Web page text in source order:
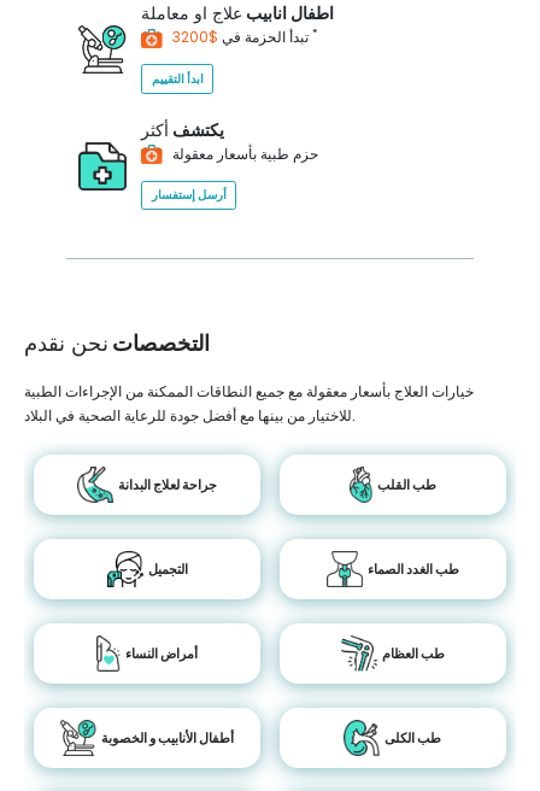
اطفال انابيب علاج او معاملة
تبدأ الحزمة في *
ابدأ التقييم
يكتشف أكثر
حزم طبية بأسعار معقولة
أرسل إستفسار
التخصصات نحن نقدم
خيارات العلاج بأسعار معقولة مع جميع النطاقات الممكنة من الإجراءات الطبية
للاختيار من بينها مع أفضل جودة للرعاية الصحية في البلاد.
جراحة لعلاج البدانة طب القلب
التجميل طب الغدد الصماء
أمراض النساء طب العظام
أطفال الأنابيب و الخصوبة طب الكلى